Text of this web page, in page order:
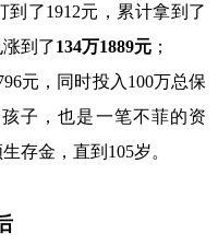
了1912元，累计拿到了
到了134万1889元 ；
元，同时投入100万总保
子，也是一笔不菲的资
存金，直到105岁。